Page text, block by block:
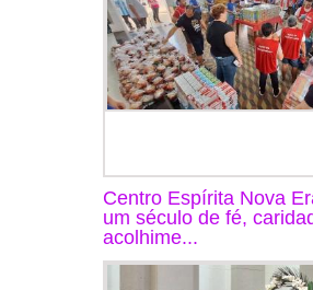
Centro Espírita Nova
um século de fé,
acolhime...